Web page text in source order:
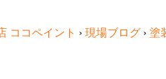
ココペイント › 現場ブログ › 塗